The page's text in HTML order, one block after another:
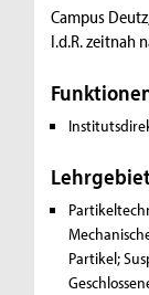
Campus
I.d.R. zeitnah
Partikel;